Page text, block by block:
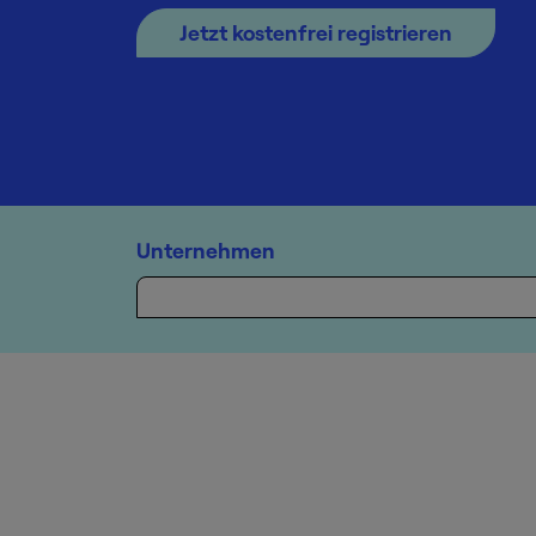
Jetzt kostenfrei registrieren
Unternehmen